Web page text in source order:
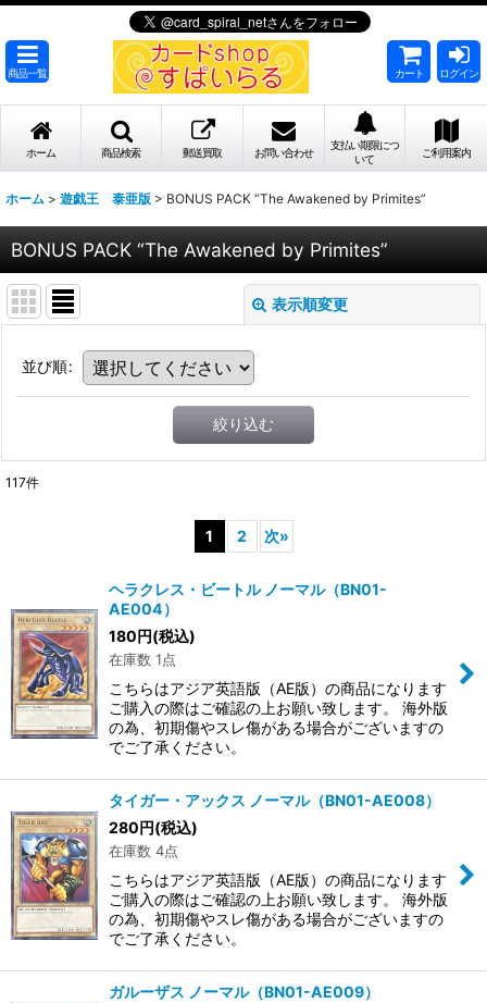
商品一覧 カート ログイン
ホーム 商品検索 郵送買取 お問い合わせ
支払い期限につ
いて
ご利用案内
ホーム > 遊戯王 泰亜版 > BONUS PACK “The Awakened by Primites”
BONUS PACK “The Awakened by Primites”
表示順変更
並び順:
絞り込む
117件
1 2 次»
ヘラクレス・ビートル ノーマル（BN01-
AE004）
180円(税込)
在庫数 1点
こちらはアジア英語版（AE版）の商品になります
ご購入の際はご確認の上お願い致します。 海外版
の為、初期傷やスレ傷がある場合がございますの
でご了承ください。
タイガー・アックス ノーマル（BN01-AE008）
280円(税込)
在庫数 4点
こちらはアジア英語版（AE版）の商品になります
ご購入の際はご確認の上お願い致します。 海外版
の為、初期傷やスレ傷がある場合がございますの
でご了承ください。
ガルーザス ノーマル（BN01-AE009）